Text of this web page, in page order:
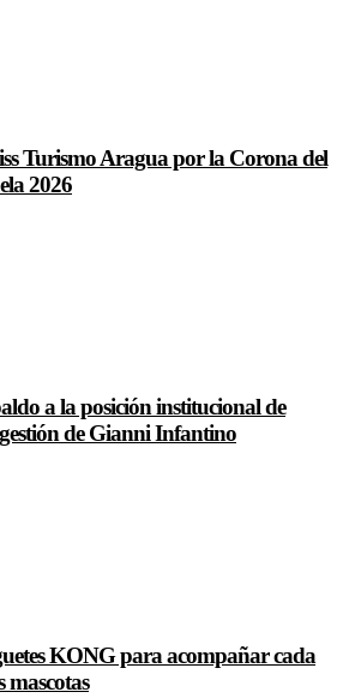
Turismo Aragua por la Corona del
2026
a la posición institucional de
de Gianni Infantino
KONG para acompañar cada
mascotas